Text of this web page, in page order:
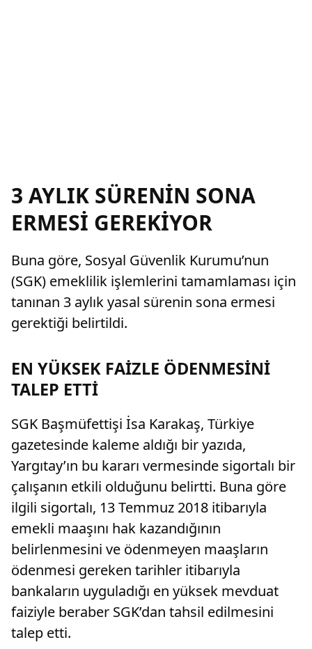
3 AYLIK SÜRENİN SONA
ERMESİ GEREKİYOR
Buna göre, Sosyal Güvenlik Kurumu’nun
(SGK) emeklilik işlemlerini tamamlaması için
tanınan 3 aylık yasal sürenin sona ermesi
gerektiği belirtildi.
EN YÜKSEK FAİZLE ÖDENMESİNİ
TALEP ETTİ
SGK Başmüfettişi İsa Karakaş, Türkiye
gazetesinde kaleme aldığı bir yazıda,
Yargıtay’ın bu kararı vermesinde sigortalı bir
çalışanın etkili olduğunu belirtti. Buna göre
ilgili sigortalı, 13 Temmuz 2018 itibarıyla
emekli maaşını hak kazandığının
belirlenmesini ve ödenmeyen maaşların
ödenmesi gereken tarihler itibarıyla
bankaların uyguladığı en yüksek mevduat
faiziyle beraber SGK’dan tahsil edilmesini
talep etti.